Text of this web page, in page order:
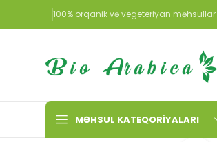
100% orqanik və vegeteriyan məhsullar
MƏHSUL KATEQORIYALARI